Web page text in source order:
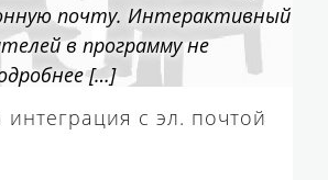
почту. Интерактивный
в программу не
[…]
интеграция с эл. почтой